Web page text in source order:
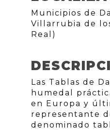
Municipios de
Villarrubia de
Real)
Las Tablas de
humedal
en Europa y
representante
denominado